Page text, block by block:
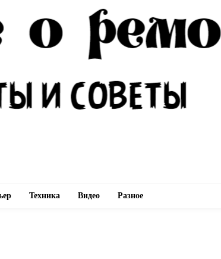
Техника Видео Разное